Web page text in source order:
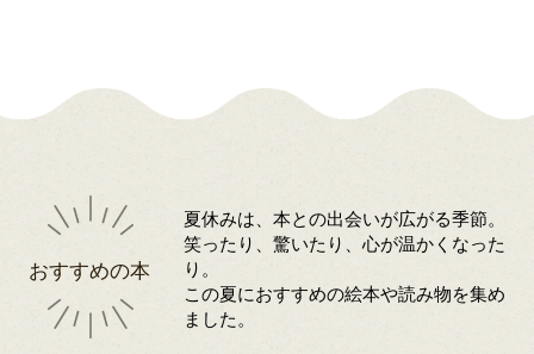
おすすめの本
夏休みは、本との出会いが広がる季節。
笑ったり、驚いたり、心が温かくなった
り。
この夏におすすめの絵本や読み物を集め
ました。